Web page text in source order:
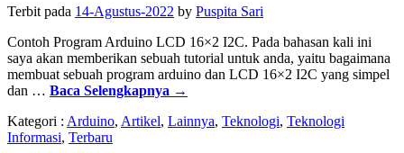
Terbit pada 14-Agustus-2022 by Puspita Sari
Contoh Program Arduino LCD 16×2 I2C. Pada bahasan kali ini
saya akan memberikan sebuah tutorial untuk anda, yaitu bagaimana
membuat sebuah program arduino dan LCD 16×2 I2C yang simpel
dan … Baca Selengkapnya →
Kategori : Arduino, Artikel, Lainnya, Teknologi, Teknologi
Informasi, Terbaru